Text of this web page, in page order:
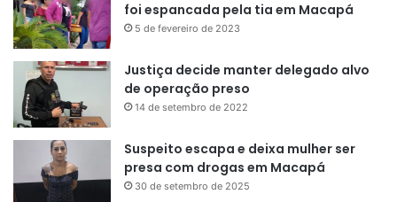
foi espancada pela tia em Macapá
5 de fevereiro de 2023
Justiça decide manter delegado alvo
de operação preso
14 de setembro de 2022
Suspeito escapa e deixa mulher ser
presa com drogas em Macapá
30 de setembro de 2025